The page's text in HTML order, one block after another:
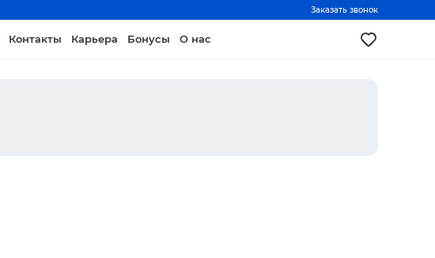
Заказать звонок
Контакты Карьера Бонусы О нас